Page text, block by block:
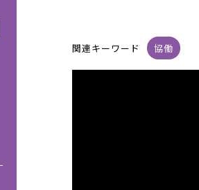
関連キーワード 協働